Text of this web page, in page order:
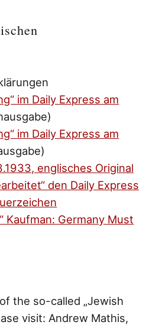
im Daily Express am
im Daily Express am
englisches Original
den Daily Express
Kaufman: Germany Must
the so-called „Jewish
visit: Andrew Mathis,